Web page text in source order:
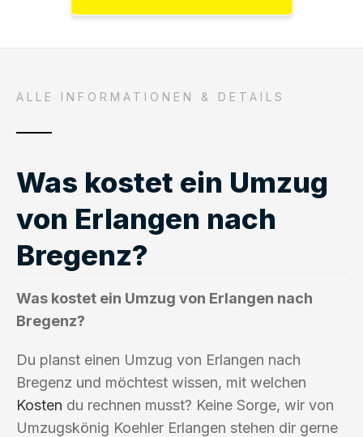
ALLE INFORMATIONEN & DETAILS
Was kostet ein Umzug
von Erlangen nach
Bregenz?
Was kostet ein Umzug von Erlangen nach
Bregenz?
Du planst einen Umzug von Erlangen nach
Bregenz und möchtest wissen, mit welchen
Kosten du rechnen musst? Keine Sorge, wir von
Umzugskönig Koehler Erlangen stehen dir gerne